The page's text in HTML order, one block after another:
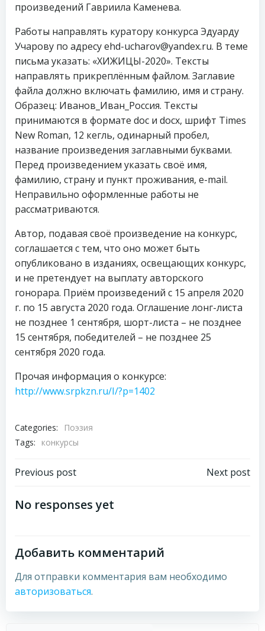
произведений Гавриила Каменева.
Работы направлять куратору конкурса Эдуарду
Учарову по адресу ehd-ucharov@yandex.ru. В теме
письма указать: «ХИЖИЦЫ-2020». Тексты
направлять прикреплённым файлом. Заглавие
файла должно включать фамилию, имя и страну.
Образец: Иванов_Иван_Россия. Тексты
принимаются в формате doc и docx, шрифт Times
New Roman, 12 кегль, одинарный пробел,
название произведения заглавными буквами.
Перед произведением указать своё имя,
фамилию, страну и пункт проживания, e-mail.
Неправильно оформленные работы не
рассматриваются.
Автор, подавая своё произведение на конкурс,
соглашается с тем, что оно может быть
опубликовано в изданиях, освещающих конкурс,
и не претендует на выплату авторского
гонорара. Приём произведений с 15 апреля 2020
г. по 15 августа 2020 года. Оглашение лонг-листа
не позднее 1 сентября, шорт-листа – не позднее
15 сентября, победителей – не позднее 25
сентября 2020 года.
Прочая информация о конкурсе:
http://www.srpkzn.ru/I/?p=1402
Categories:
Поэзия
Tags:
конкурсы
Навигация
по
Previous post
Навигация
Next post
No responses yet
Добавить комментарий
Для отправки комментария вам необходимо
авторизоваться.